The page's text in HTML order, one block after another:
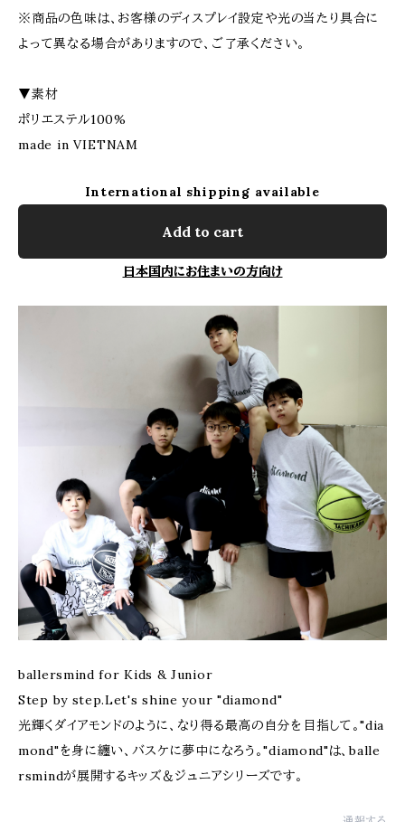
※商品の色味は、お客様のディスプレイ設定や光の当たり具合に
よって異なる場合がありますので、ご了承ください。
▼素材
ポリエステル100%
made in VIETNAM
International shipping available
Add to cart
日本国内にお住まいの方向け
ballersmind for Kids & Junior
Step by step.Let's shine your "diamond"
光輝くダイアモンドのように、なり得る最高の自分を目指して。"dia
mond"を身に纏い、バスケに夢中になろう。"diamond"は、balle
rsmindが展開するキッズ＆ジュニアシリーズです。